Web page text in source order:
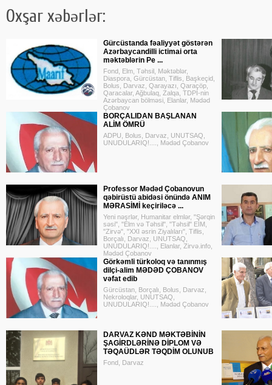
Oxşar xəbərlər:
Gürcüstanda fəaliyyət göstərən
Azərbaycandilli ictimai orta
məktəblərin Pe ...
Fond, Elm, Təhsil, Məktəblər,
Diaspora, Gürcüstan, Tiflis, Başkeçid,
Bolus, Darvaz, Qarayazı, Qaraçöp,
Qaracalar, Ağbulaq, Zalqa, TDPİ-nin
Azərbaycan bölməsi, Elanlar, Mədəd
Çobanov
BORÇALIDAN BAŞLANAN
ALİM ÖMRÜ
ADPU, Bolus, Darvaz, UNUTSAQ,
UNUDULARIQ!...., Mədəd Çobanov
Professor Mədəd Çobanovun
qəbirüstü abidəsi önündə ANIM
MƏRASİMİ keçiriləcə ...
Yeni nəşrlər, Humanitar elmlər, "Şərqin
səsi", "Elm və Təhsil", "Təhsil" EİM,
"Zirvə", "XXI əsrin Ziyalıları", Tiflis,
Borçalı, Darvaz, UNUTSAQ,
UNUDULARIQ!...., Elanlar, Zirvə.info,
Mədəd Çobanov
Görkəmli türkoloq və tanınmış
dilçi-alim MƏDƏD ÇOBANOV
vəfat edib
Gürcüstan, Borçalı, Bolus, Darvaz,
Nekroloqlar, UNUTSAQ,
UNUDULARIQ!...., Mədəd Çobanov
DARVAZ KƏND MƏKTƏBİNİN
ŞAGİRDLƏRİNƏ DİPLOM VƏ
TƏQAÜDLƏR TƏQDİM OLUNUB
Fond, Darvaz